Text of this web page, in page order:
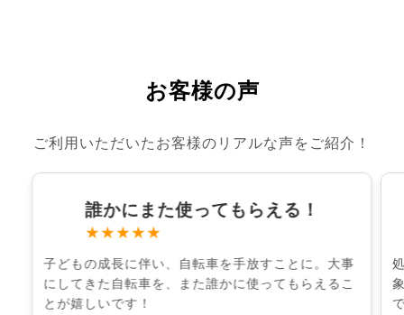
お客様の声
ご利用いただいたお客様のリアルな声をご紹介！
誰かにまた使ってもらえる！
★★★★★
子どもの成長に伴い、自転車を手放すことに。大事
にしてきた自転車を、また誰かに使ってもらえるこ
とが嬉しいです！